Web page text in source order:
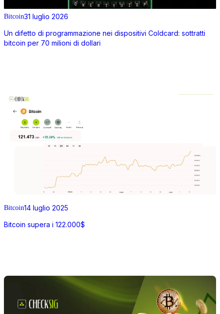
Bitcoin31 luglio 2026
Un difetto di programmazione nei dispositivi Coldcard: sottratti
bitcoin per 70 milioni di dollari
Bitcoin14 luglio 2025
Bitcoin supera i 122.000$